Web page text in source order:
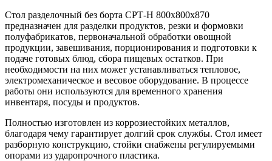
Стол разделочный без борта СРТ-Н 800х800х870
предназначен для разделки продуктов, резки и формовки
полуфабрикатов, первоначальной обработки овощной
продукции, завешивания, порционирования и подготовки к
подаче готовых блюд, сбора пищевых остатков. При
необходимости на них может устанавливаться тепловое,
электромеханическое и весовое оборудование. В процессе
работы они используются для временного хранения
инвентаря, посуды и продуктов.
Полностью изготовлен из коррозиестойких металлов,
благодаря чему гарантирует долгий срок службы. Стол имеет
разборную конструкцию, стойки снабжены регулируемыми
опорами из ударопрочного пластика.